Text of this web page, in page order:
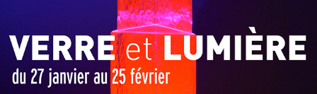
VIROFLAY 2018